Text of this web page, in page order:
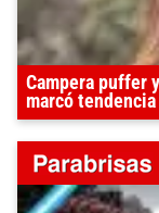
Campera puffer
marcó